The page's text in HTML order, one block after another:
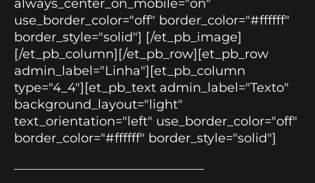
always_center_on_mobile="on"
use_border_color="off" border_color="#ffffff"
border_style="solid"] [/et_pb_image]
[/et_pb_column][/et_pb_row][et_pb_row
admin_label="Linha"][et_pb_column
type="4_4"][et_pb_text admin_label="Texto"
background_layout="light"
text_orientation="left" use_border_color="off"
border_color="#ffffff" border_style="solid"]